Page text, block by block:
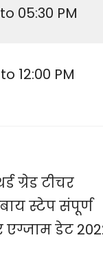
05:30 PM
12:00 PM
ग्रेड टीचर
स्टेप संपूर्ण
एग्जाम डेट